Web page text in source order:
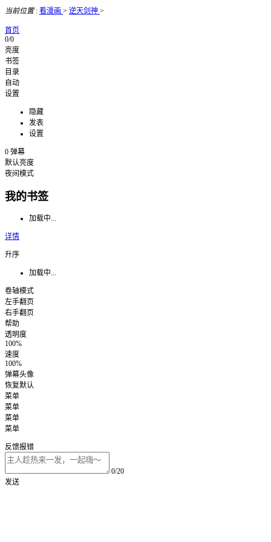
当前位置: 看漫画 > 逆天剑神 >
首页
0/0
亮度
书签
目录
自动
设置
隐藏
发表
设置
0 弹幕
默认亮度
夜间模式
我的书签
加载中...
详情
升序
加载中...
卷轴模式
左手翻页
右手翻页
帮助
透明度
100%
速度
100%
弹幕头像
恢复默认
菜单
菜单
菜单
菜单
反馈报错
0/20
发送